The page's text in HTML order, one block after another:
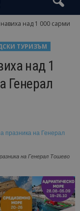
над 1 000 сарми
ТУРИЗЪМ
над 1
Генерал
на Генерал Тошево